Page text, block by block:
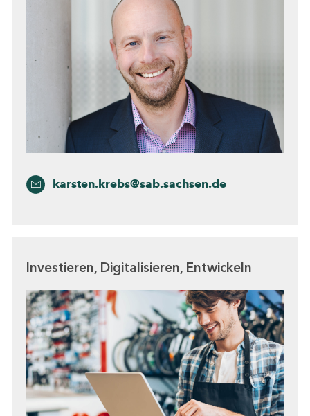
karsten.krebs@sab.sachsen.de
Investieren, Digitalisieren, Entwickeln